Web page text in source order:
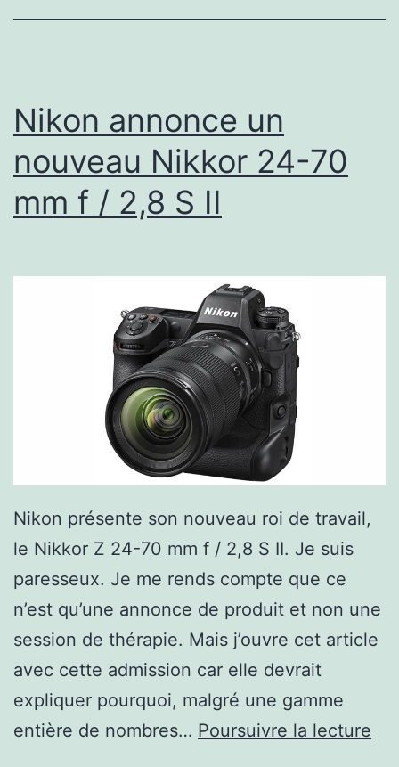
Nikon annonce un
nouveau Nikkor 24-70
mm f / 2,8 S II
Nikon présente son nouveau roi de travail,
le Nikkor Z 24-70 mm f / 2,8 S II. Je suis
paresseux. Je me rends compte que ce
n’est qu’une annonce de produit et non une
session de thérapie. Mais j’ouvre cet article
avec cette admission car elle devrait
expliquer pourquoi, malgré une gamme
entière de nombres… Poursuivre la lecture